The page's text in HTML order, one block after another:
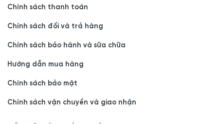
Chính sách thanh toán
Chính sách đổi và trả hàng
Chính sách bảo hành và sữa chữa
Hướng dẫn mua hàng
Chính sách bảo mật
Chính sách vận chuyển và giao nhận